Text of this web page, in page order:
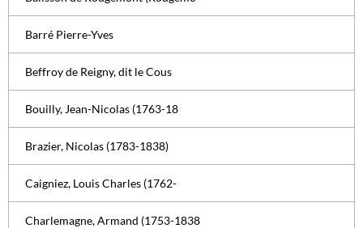
Barré Pierre-Yves
Beffroy de Reigny, dit le Cous
Bouilly, Jean-Nicolas (1763-18
Brazier, Nicolas (1783-1838)
Caigniez, Louis Charles (1762-
Charlemagne, Armand (1753-1838